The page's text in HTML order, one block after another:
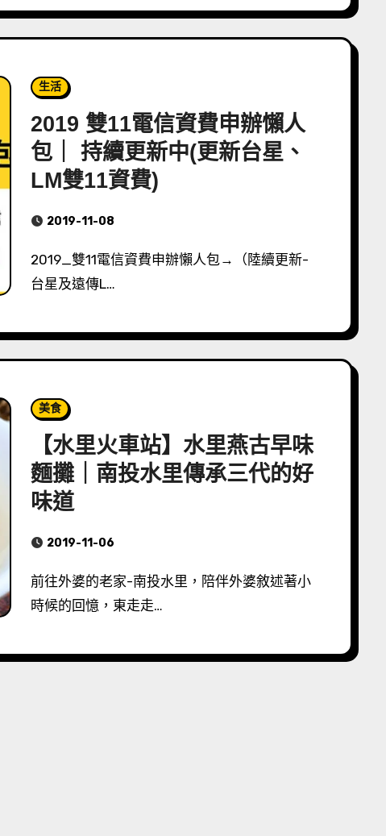
生活
2019 雙11電信資費申辦懶人
包｜ 持續更新中(更新台星、
LM雙11資費)
2019-11-08
2019_雙11電信資費申辦懶人包→（陸續更新-
台星及遠傳L…
美食
【水里火車站】水里燕古早味
麵攤｜南投水里傳承三代的好
味道
2019-11-06
前往外婆的老家-南投水里，陪伴外婆敘述著小
時候的回憶，東走走…